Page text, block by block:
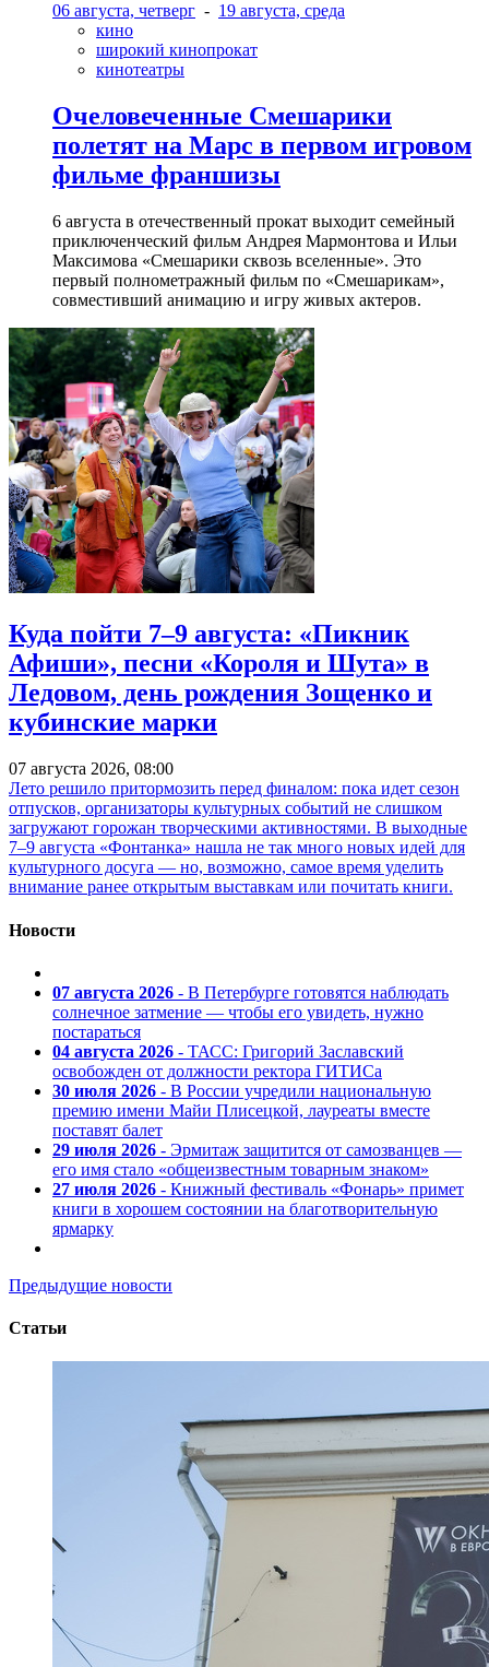
06 августа, четверг - 19 августа, среда
кино
широкий кинопрокат
кинотеатры
Очеловеченные Смешарики
полетят на Марс в первом игровом
фильме франшизы
6 августа в отечественный прокат выходит семейный
приключенческий фильм Андрея Мармонтова и Ильи
Максимова «Смешарики сквозь вселенные». Это
первый полнометражный фильм по «Смешарикам»,
совместивший анимацию и игру живых актеров.
Куда пойти 7–9 августа: «Пикник
Афиши», песни «Короля и Шута» в
Ледовом, день рождения Зощенко и
кубинские марки
07 августа 2026, 08:00
Лето решило притормозить перед финалом: пока идет сезон
отпусков, организаторы культурных событий не слишком
загружают горожан творческими активностями. В выходные
7–9 августа «Фонтанка» нашла не так много новых идей для
культурного досуга — но, возможно, самое время уделить
внимание ранее открытым выставкам или почитать книги.
Новости
07 августа 2026 - В Петербурге готовятся наблюдать
солнечное затмение — чтобы его увидеть, нужно
постараться
04 августа 2026 - ТАСС: Григорий Заславский
освобожден от должности ректора ГИТИСа
30 июля 2026 - В России учредили национальную
премию имени Майи Плисецкой, лауреаты вместе
поставят балет
29 июля 2026 - Эрмитаж защитится от самозванцев —
его имя стало «общеизвестным товарным знаком»
27 июля 2026 - Книжный фестиваль «Фонарь» примет
книги в хорошем состоянии на благотворительную
ярмарку
Предыдущие новости
Статьи